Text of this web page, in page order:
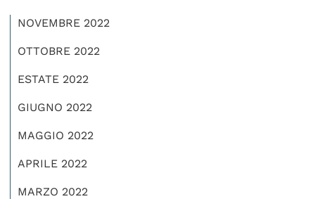
NOVEMBRE 2022
OTTOBRE 2022
ESTATE 2022
GIUGNO 2022
MAGGIO 2022
APRILE 2022
MARZO 2022